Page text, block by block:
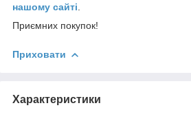
нашому сайті
Приємних покупок!
Приховати
Характеристики